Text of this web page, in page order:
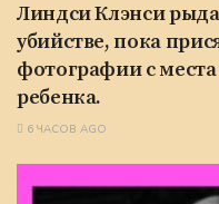
Линдси Клэнси
убийстве, пока
фотографии с
ребенка.
6 ЧАСОВ AGO